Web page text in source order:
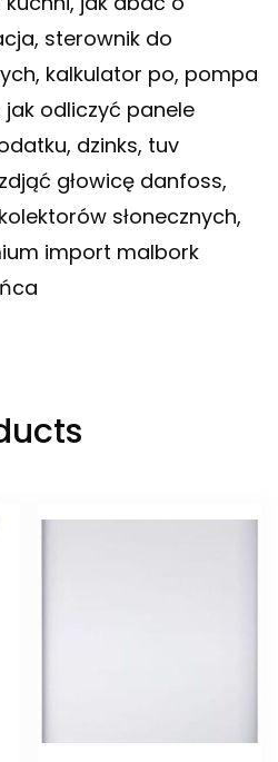
sterownik do
kalkulator po, pompa
odliczyć panele
dzinks, tuv
głowicę danfoss,
słonecznych,
import malbork